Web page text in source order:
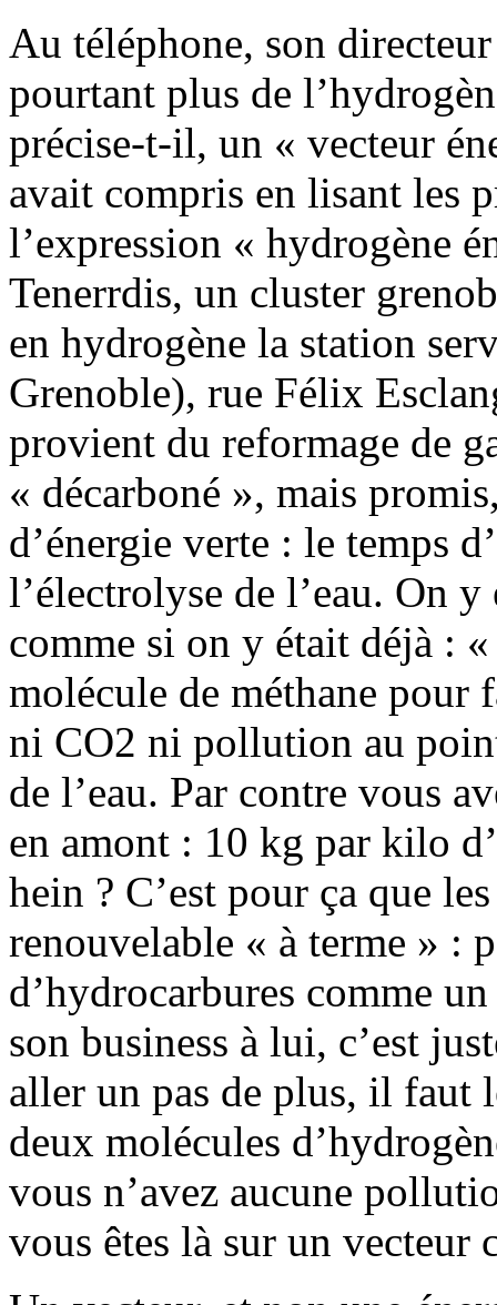
Au téléphone, son
pourtant plus de
précise-t-il, un « vecteur
avait compris en lisant les
l’expression « hydrogène
Tenerrdis, un cluster
en hydrogène la station
Grenoble), rue Félix
provient du reformage de
« décarboné », mais
d’énergie verte : le temps
l’électrolyse de l’eau. On
comme si on y était déjà : «
molécule de méthane pour
ni CO2 ni pollution au
de l’eau. Par contre vous
en amont : 10 kg par kilo
hein ? C’est pour ça que
renouvelable « à terme » :
d’hydrocarbures comme
son business à lui, c’est
aller un pas de plus, il faut
deux molécules
vous n’avez aucune
vous êtes là sur un vecteur